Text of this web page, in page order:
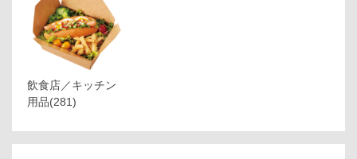
飲食店／キッチン
用品(281)